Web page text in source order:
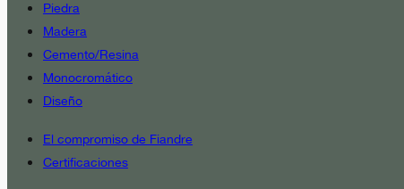
Piedra
Madera
Cemento/Resina
Monocromático
Diseño
El compromiso de Fiandre
Certificaciones